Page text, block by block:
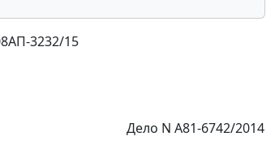
3232/15
Дело N А81-6742/2014